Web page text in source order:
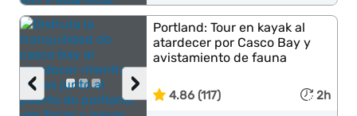
›
‹
Portland: Tour en kayak al
atardecer por Casco Bay y
avistamiento de fauna
4.86 (117) 2h